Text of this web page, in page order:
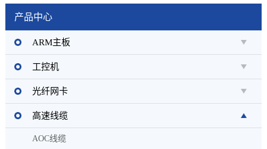
产品中心
ARM主板
工控机
光纤网卡
高速线缆
AOC线缆